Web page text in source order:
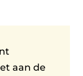
aan de